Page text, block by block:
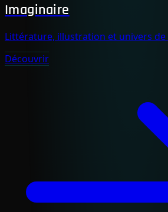
Imaginaire
Littérature, illustration et univers
Découvrir